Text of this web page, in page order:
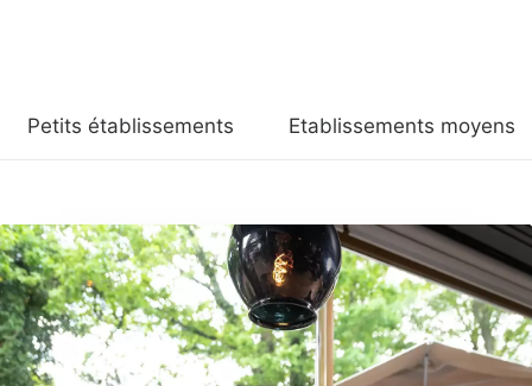
Petits établissements Etablissements moyens